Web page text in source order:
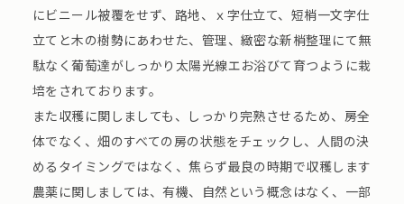
にビニール被覆をせず、路地、ｘ字仕立て、短梢一文字仕
立てと木の樹勢にあわせた、管理、緻密な新梢整理にて無
駄なく葡萄達がしっかり太陽光線エお浴びて育つように栽
培をされております。
また収穫に関しましても、しっかり完熟させるため、房全
体でなく、畑のすべての房の状態をチェックし、人間の決
めるタイミングではなく、焦らず最良の時期で収穫します
農薬に関しましては、有機、自然という概念はなく、一部